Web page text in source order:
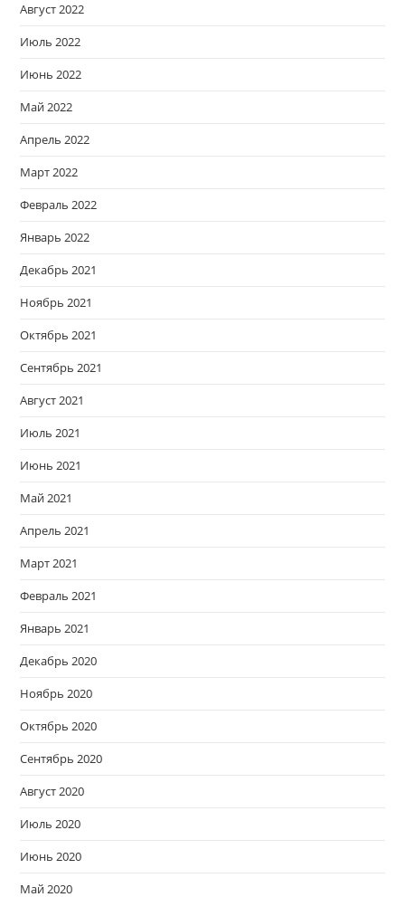
Август 2022
Июль 2022
Июнь 2022
Май 2022
Апрель 2022
Март 2022
Февраль 2022
Январь 2022
Декабрь 2021
Ноябрь 2021
Октябрь 2021
Сентябрь 2021
Август 2021
Июль 2021
Июнь 2021
Май 2021
Апрель 2021
Март 2021
Февраль 2021
Январь 2021
Декабрь 2020
Ноябрь 2020
Октябрь 2020
Сентябрь 2020
Август 2020
Июль 2020
Июнь 2020
Май 2020